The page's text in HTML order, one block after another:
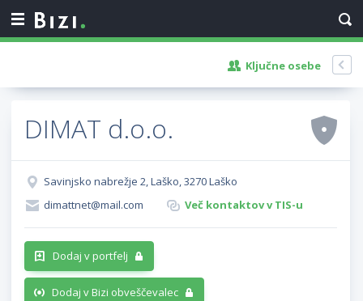
Ključne osebe
DIMAT d.o.o.
Savinjsko nabrežje 2, Laško, 3270 Laško
dimattnet@mail.com
Več kontaktov v TIS-u
Dodaj v portfelj
Dodaj v Bizi obveščevalec